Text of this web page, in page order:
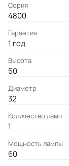
Серия
4800
Гарантия
1 год
Высота
50
Диаметр
32
Количество ламп
1
Мощность лампы
60